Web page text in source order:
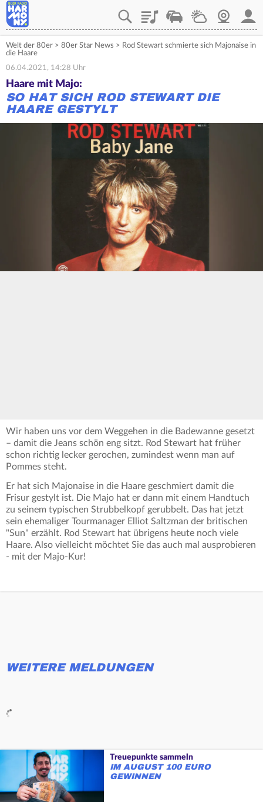
PlaylistVerkehrWetterWebcam
Welt der 80er > 80er Star News > Rod Stewart schmierte sich Majonaise in
die Haare
06.04.2021, 14:28 Uhr
Haare mit Majo:
SO HAT SICH ROD STEWART DIE
HAARE GESTYLT
Wir haben uns vor dem Weggehen in die Badewanne gesetzt
– damit die Jeans schön eng sitzt. Rod Stewart hat früher
schon richtig lecker gerochen, zumindest wenn man auf
Pommes steht.
Er hat sich Majonaise in die Haare geschmiert damit die
Frisur gestylt ist. Die Majo hat er dann mit einem Handtuch
zu seinem typischen Strubbelkopf gerubbelt. Das hat jetzt
sein ehemaliger Tourmanager Elliot Saltzman der britischen
"Sun" erzählt. Rod Stewart hat übrigens heute noch viele
Haare. Also vielleicht möchtet Sie das auch mal ausprobieren
- mit der Majo-Kur!
WEITERE MELDUNGEN
Treuepunkte sammeln
IM AUGUST 100 EURO
GEWINNEN